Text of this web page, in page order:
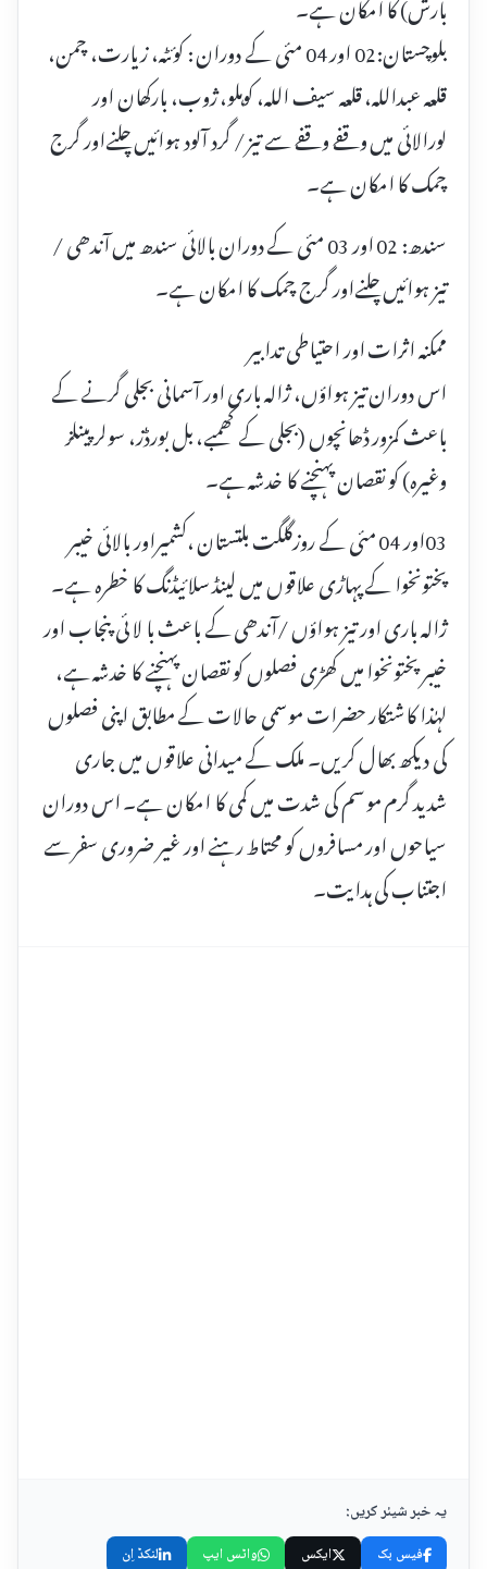
بلوچستان:02 اور 04 مئی کے دوران : کوئٹہ، زیارت، چمن،
قلعہ عبداللہ، قلعہ سیف اللہ، کوہلو، ژوب، بارکھان اور
لورالائی میں وقفے وقفے سے تیز / گرد آلود ہوائیں چلنےاور گرج
چمک کا امکان ہے۔
سندھ: 02 اور 03 مئی کے دوران بالائی سندھ میں آندھی /
تیز ہوائیں چلنےاور گرج چمک کا امکان ہے۔
ممکنہ اثرات اور احتیاطی تدابیر
اس دوران تیز ہواؤں، ژالہ باری اور آسمانی بجلی گرنے کے
باعث کمزور ڈھانچوں (بجلی کے کھمبے، بل بورڈز، سولر پینلز
وغیرہ) کو نقصان پہنچنے کا خدشہ ہے۔
03اور 04 مئی کے روزگلگت بلتستان ،کشمیراور بالائی خیبر
پختونخوا کے پہاڑی علاقوں میں لینڈ سلائیڈنگ کا خطرہ ہے۔
ژالہ باری اور تیز ہواؤں /آندھی کے باعث با لا ئی پنجاب اور
خیبر پختونخوا میں کھڑی فصلوں کو نقصان پہنچنے کا خدشہ ہے،
لہٰذا کاشتکار حضرات موسمی حالات کے مطابق اپنی فصلوں
کی دیکھ بھال کریں۔ ملک کے میدانی علاقوں میں جاری
شدید گرم موسم کی شدت میں کمی کا امکان ہے۔ اس دوران
سیاحوں اور مسافروں کو محتاط رہنے اور غیر ضروری سفر سے
اجتناب کی ہدایت۔
یہ خبر شیئر کریں:
فیس بک ایکس واٹس ایپ لنکڈ اِن